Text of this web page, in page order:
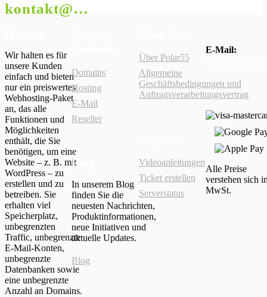
kontakt@polar55.de
Wir halten es für
unsere Kunden
einfach und bieten
nur ein preiswertes
Webhosting-Paket
an, das alle
Funktionen und
Möglichkeiten
enthält, die Sie
benötigen, um eine
Website – z. B. mit
WordPress – zu
erstellen und zu
betreiben. Sie
erhalten viel
Speicherplatz,
unbegrenzten
Traffic, unbegrenzte
E-Mail-Konten,
unbegrenzte
Datenbanken sowie
eine unbegrenzte
Anzahl an Domains.
Domains
Hosting
E-Mail
Reseller
Blog
In unserem Blog
finden Sie die
neuesten Nachrichten,
Produktinformationen,
neue Initiativen und
aktuelle Updates.
Blog
Über Polar55
Allgemeine
Geschäftsbedingungen und
Auftragsverarbeitungsvertrag
Videoanleitungen
Ticket erstellen
Serverstatus
E-Mail:
Alle Preise
verstehen sich
MwSt.